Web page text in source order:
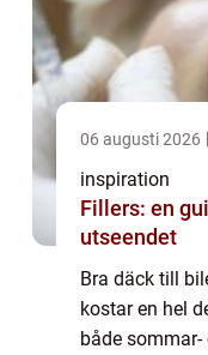
06 augusti 2026
inspiration
Fillers: en
utseendet
Bra däck till
kostar en hel
både